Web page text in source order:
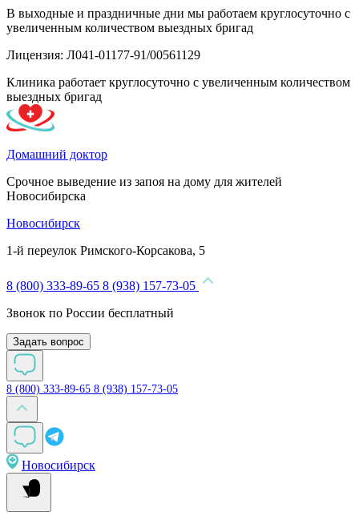
В выходные и праздничные дни мы работаем круглосуточно с
увеличенным количеством выездных бригад
Лицензия: Л041-01177-91/00561129
Клиника работает круглосуточно с увеличенным количеством
выездных бригад
Домашний доктор
Срочное выведение из запоя на дому для жителей
Новосибирска
Новосибирск
1-й переулок Римского-Корсакова, 5
8 (800) 333-89-65 8 (938) 157-73-05
Звонок по России бесплатный
Задать вопрос
8 (800) 333-89-65 8 (938) 157-73-05
Новосибирск